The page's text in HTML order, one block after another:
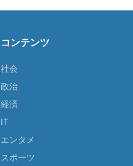
コンテンツ
社会
政治
経済
IT
エンタメ
スポーツ